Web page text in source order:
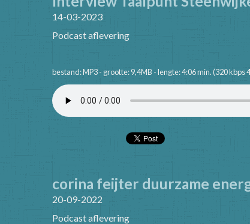
14-03-2023
Podcast aflevering
bestand: MP3 - grootte: 9,4MB - lengte: 4:06 min. (320 kbps
corina feijter duurzame
20-09-2022
Podcast aflevering